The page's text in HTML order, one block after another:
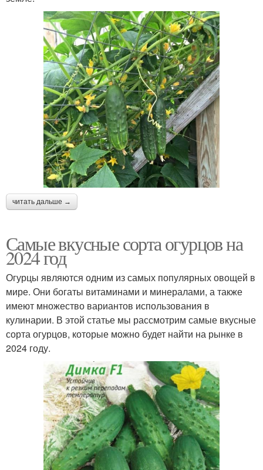
читать дальше →
Самые вкусные сорта огурцов на
2024 год
Огурцы являются одним из самых популярных овощей в
мире. Они богаты витаминами и минералами, а также
имеют множество вариантов использования в
кулинарии. В этой статье мы рассмотрим самые вкусные
сорта огурцов, которые можно будет найти на рынке в
2024 году.